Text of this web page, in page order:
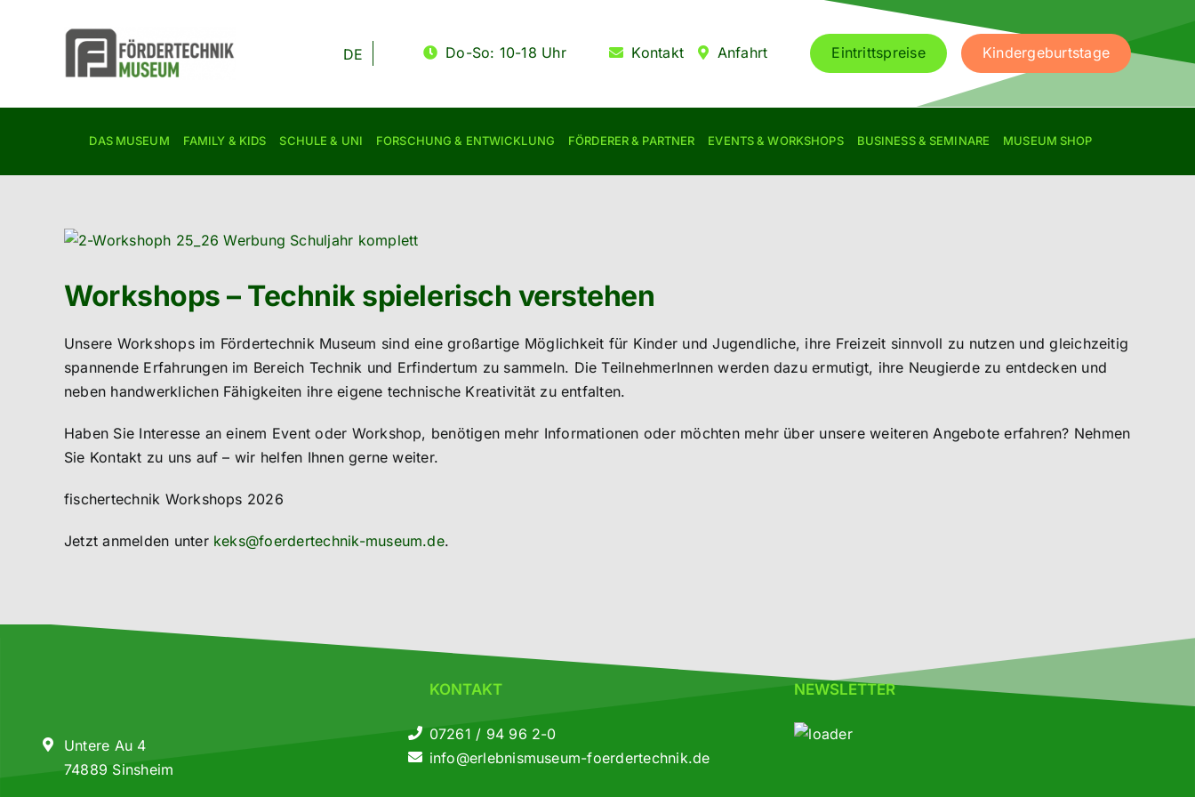
DE Do-So: 10-18 Uhr Kontakt Anfahrt Eintrittspreise Kindergeburtstage
DAS MUSEUM FAMILY & KIDS SCHULE & UNI FORSCHUNG & ENTWICKLUNG FÖRDERER & PARTNER EVENTS & WORKSHOPS BUSINESS & SEMINARE MUSEUM SHOP
Zeige
Bild
Workshops – Technik spielerisch verstehen
Unsere Workshops im Fördertechnik Museum sind eine großartige Möglichkeit für Kinder und Jugendliche, ihre Freizeit sinnvoll zu nutzen und gleichzeitig
spannende Erfahrungen im Bereich Technik und Erfindertum zu sammeln. Die TeilnehmerInnen werden dazu ermutigt, ihre Neugierde zu entdecken und
neben handwerklichen Fähigkeiten ihre eigene technische Kreativität zu entfalten.
Haben Sie Interesse an einem Event oder Workshop, benötigen mehr Informationen oder möchten mehr über unsere weiteren Angebote erfahren? Nehmen
Sie Kontakt zu uns auf – wir helfen Ihnen gerne weiter.
fischertechnik Workshops 2026
Jetzt anmelden unter keks@foerdertechnik-museum.de.
Untere Au 4
74889 Sinsheim
KONTAKT
07261 / 94 96 2-0
info@erlebnismuseum-foerdertechnik.de
NEWSLETTER